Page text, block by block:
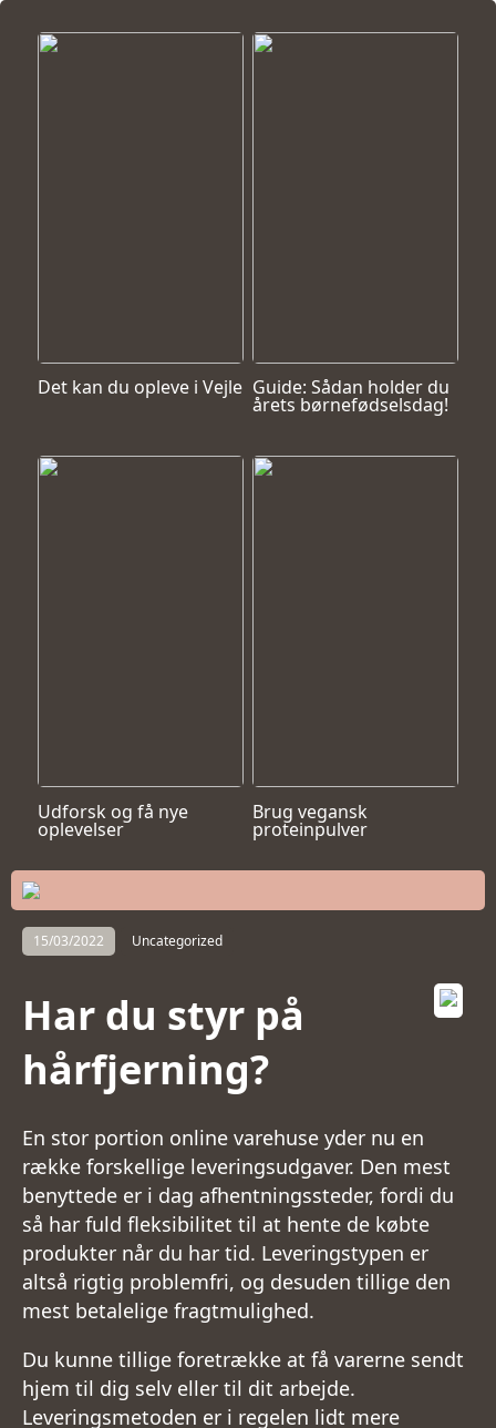
Det kan du opleve i Vejle Guide: Sådan holder du
årets børnefødselsdag!
Udforsk og få nye
oplevelser
Brug vegansk
proteinpulver
15/03/2022 Uncategorized
Har du styr på
hårfjerning?
En stor portion online varehuse yder nu en
række forskellige leveringsudgaver. Den mest
benyttede er i dag afhentningssteder, fordi du
så har fuld fleksibilitet til at hente de købte
produkter når du har tid. Leveringstypen er
altså rigtig problemfri, og desuden tillige den
mest betalelige fragtmulighed.
Du kunne tillige foretrække at få varerne sendt
hjem til dig selv eller til dit arbejde.
Leveringsmetoden er i regelen lidt mere